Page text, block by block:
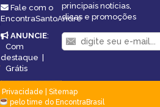
Fale com o
EncontraSantoAndré
ANUNCIE:
Com
destaque |
Grátis
principais notícias,
dicas e promoções
Privacidade
Sitemap
pelo time do EncontraBrasil